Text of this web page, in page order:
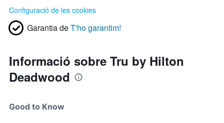
Configuració de les cookies
Garantia deT'ho garantim!
Informació sobre Tru by Hilton
Deadwood
Good to Know